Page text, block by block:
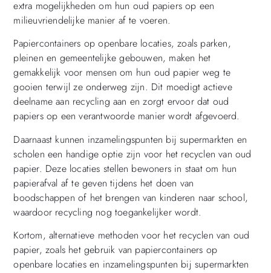
extra mogelijkheden om hun oud papiers op een
milieuvriendelijke manier af te voeren.
Papiercontainers op openbare locaties, zoals parken,
pleinen en gemeentelijke gebouwen, maken het
gemakkelijk voor mensen om hun oud papier weg te
gooien terwijl ze onderweg zijn. Dit moedigt actieve
deelname aan recycling aan en zorgt ervoor dat oud
papiers op een verantwoorde manier wordt afgevoerd.
Daarnaast kunnen inzamelingspunten bij supermarkten en
scholen een handige optie zijn voor het recyclen van oud
papier. Deze locaties stellen bewoners in staat om hun
papierafval af te geven tijdens het doen van
boodschappen of het brengen van kinderen naar school,
waardoor recycling nog toegankelijker wordt.
Kortom, alternatieve methoden voor het recyclen van oud
papier, zoals het gebruik van papiercontainers op
openbare locaties en inzamelingspunten bij supermarkten